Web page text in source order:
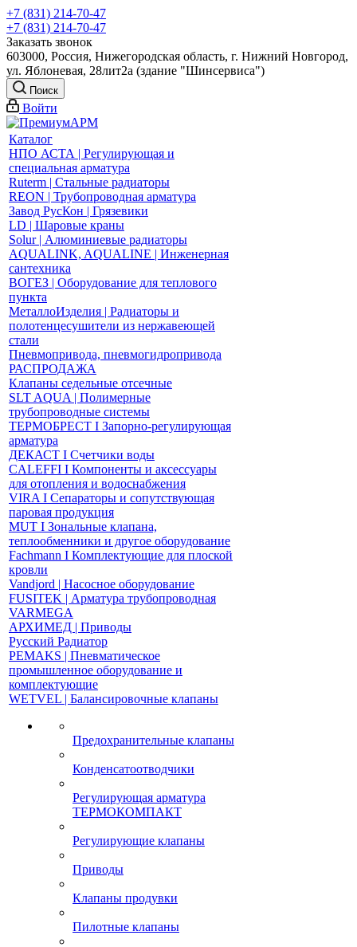
+7 (831) 214-70-47
+7 (831) 214-70-47
Заказать звонок
603000, Россия, Нижегородская область, г. Нижний Новгород,
ул. Яблоневая, 28лит2а (здание "Шинсервиса")
Поиск
Войти
Каталог
НПО АСТА | Регулирующая и
специальная арматура
Ruterm | Стальные радиаторы
REON | Трубопроводная арматура
Завод РусКон | Грязевики
LD | Шаровые краны
Solur | Алюминиевые радиаторы
AQUALINK, AQUALINE | Инженерная
сантехника
ВОГЕЗ | Оборудование для теплового
пункта
МеталлоИзделия | Радиаторы и
полотенцесушители из нержавеющей
стали
Пневмопривода, пневмогидропривода
РАСПРОДАЖА
Клапаны седельные отсечные
SLT AQUA | Полимерные
трубопроводные системы
ТЕРМОБРЕСТ І Запорно-регулирующая
арматура
ДЕКАСТ І Счетчики воды
CALEFFI І Компоненты и аксессуары
для отопления и водоснабжения
VIRA І Сепараторы и сопутствующая
паровая продукция
MUT І Зональные клапана,
теплообменники и другое оборудование
Fachmann І Комплектующие для плоской
кровли
Vandjord | Насосное оборудование
FUSITEK | Арматура трубопроводная
VARMEGA
АРХИМЕД | Приводы
Русский Радиатор
PEMAKS | Пневматическое
промышленное оборудование и
комплектующие
WETVEL | Балансировочные клапаны
Предохранительные клапаны
Конденсатоотводчики
Регулирующая арматура
ТЕРМОКОМПАКТ
Регулирующие клапаны
Приводы
Клапаны продувки
Пилотные клапаны